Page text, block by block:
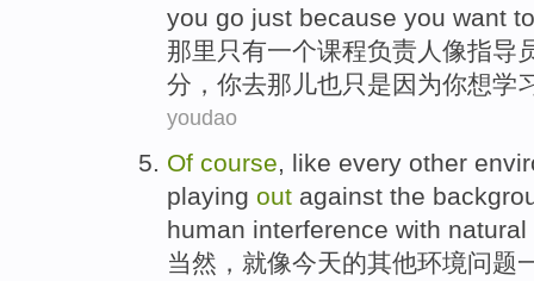
you go just because you want to
那里 只有一个课程负责人 像指导
分，你去那儿也只是因为你想学
youdao
Of course, like every other
playing out against the
human interference with natural
当然 ，就像今天的其他环境问题